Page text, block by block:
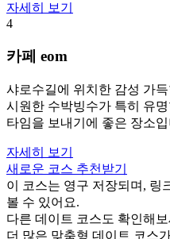
자세히 보기
4
카페 eom
샤로수길에 위치한 감성 가
시원한 수박빙수가 특히 유
타임을 보내기에 좋은 장소
자세히 보기
새로운 코스 추천받기
이 코스는 영구 저장되며, 링
볼 수 있어요.
다른 데이트 코스도 확인해보
더 많은 맞춤형 데이트 코스